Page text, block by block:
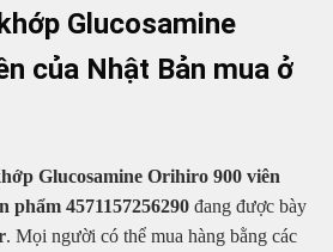
Glucosamine
của Nhật Bản mua ở
Glucosamine Orihiro 900 viên
phẩm 4571157256290 đang được bày
. Mọi người có thể mua hàng bằng các